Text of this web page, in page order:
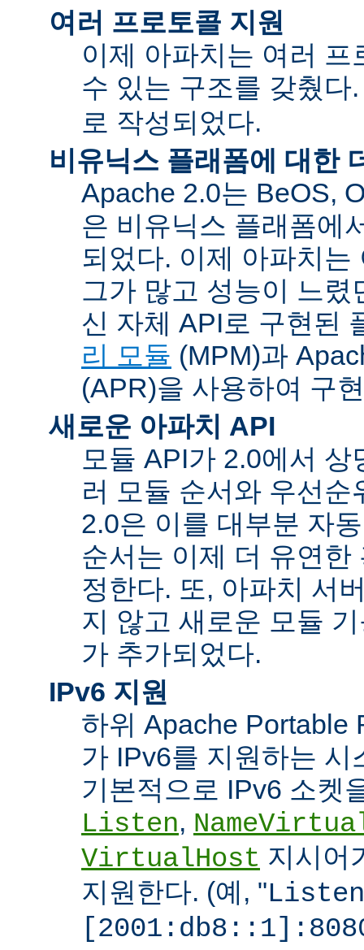
여러 프로토콜 지원
이제 아파치는 여러
수 있는 구조를 갖췄
로 작성되었다.
비유닉스 플래폼에 대한
Apache 2.0는 BeOS,
은 비유닉스 플래폼에
되었다. 이제 아파치
그가 많고 성능이 느
신 자체 API로 구현된
리 모듈 (MPM)과
(APR)을 사용하여 구
새로운 아파치 API
모듈 API가 2.0에서
러 모듈 순서와 우선
2.0은 이를 대부분 자
순서는 이제 더 유연한
정한다. 또, 아파치 서
지 않고 새로운 모듈
가 추가되었다.
IPv6 지원
하위 Apache Portable
가 IPv6를 지원하는 시
기본적으로 IPv6 소켓
Listen,
VirtualHost 지시어
지원한다. (예, "Listen